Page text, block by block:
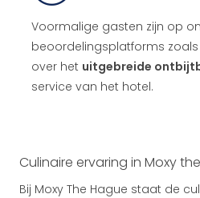
Voormalige gasten zijn op
beoordelingsplatforms zoals
over het uitgebreide
service van het hotel.
Culinaire ervaring in Moxy
Bij Moxy The Hague staat de